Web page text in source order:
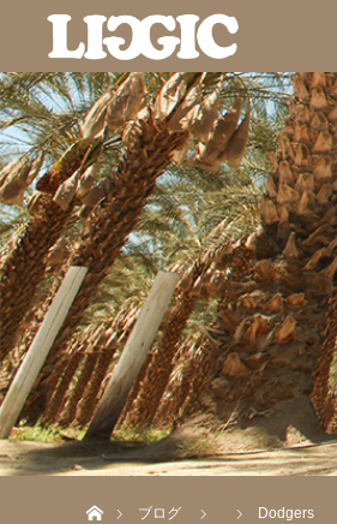
ブログ
Dodgers